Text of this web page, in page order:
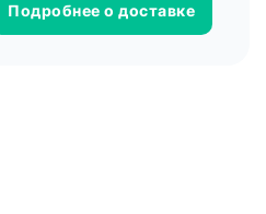
Подробнее о доставке